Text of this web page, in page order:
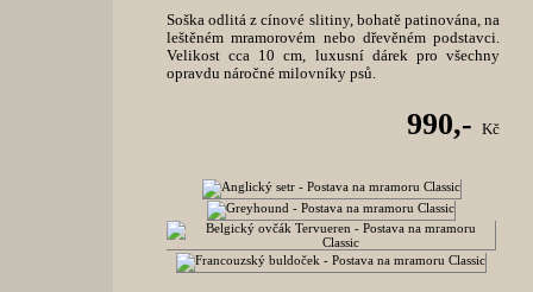
Soška odlitá z cínové slitiny, bohatě patinována, na
leštěném mramorovém nebo dřevěném podstavci.
Velikost cca 10 cm, luxusní dárek pro všechny
opravdu náročné milovníky psů.
990,- Kč